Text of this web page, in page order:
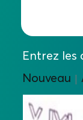
Entrez les
Nouveau |